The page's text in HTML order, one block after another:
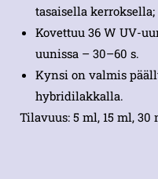
tasaisella kerroksella;
Kovettuu 36 W UV-
uunissa – 30–60 s.
Kynsi on valmis
hybridilakkalla.
Tilavuus: 5 ml, 15 ml, 30